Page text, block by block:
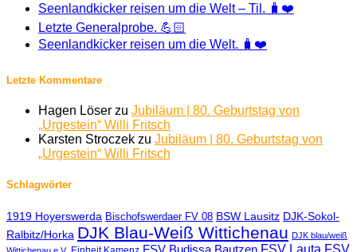
Seenlandkicker reisen um die Welt – Til. 🧳❤️
Letzte Generalprobe. 💪🏻
Seenlandkicker reisen um die Welt. 🧳❤️
Letzte Kommentare
Hagen Löser zu Jubiläum | 80. Geburtstag von
„Urgestein“ Willi Fritsch
Karsten Stroczek zu Jubiläum | 80. Geburtstag von
„Urgestein“ Willi Fritsch
Schlagwörter
1919 Hoyerswerda Bischofswerdaer FV 08 BSW Lausitz DJK-Sokol-
Ralbitz/Horka DJK Blau-Weiß Wittichenau DJK blau/weiß
Wittichenau e.V.
FSV Budissa Bautzen FSV Lauta FSV